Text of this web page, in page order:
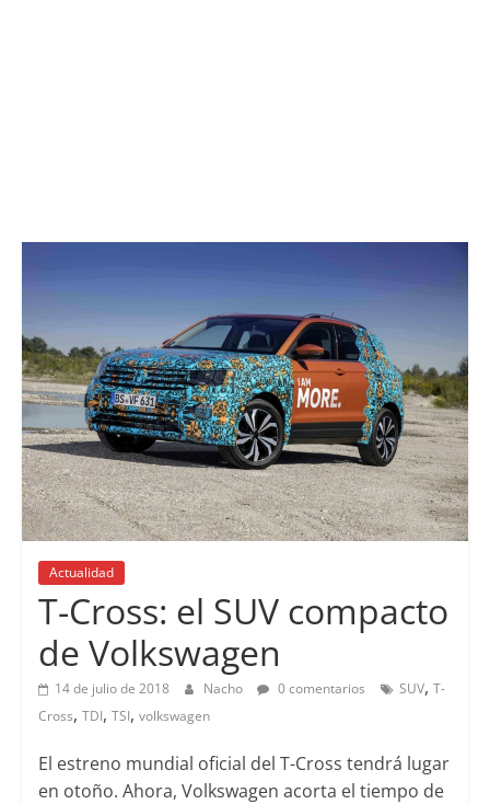
Actualidad
T-Cross: el SUV compacto
de Volkswagen
14 de julio de 2018 Nacho 0 comentarios SUV, T-
Cross, TDI, TSI, volkswagen
El estreno mundial oficial del T-Cross tendrá lugar
en otoño. Ahora, Volkswagen acorta el tiempo de